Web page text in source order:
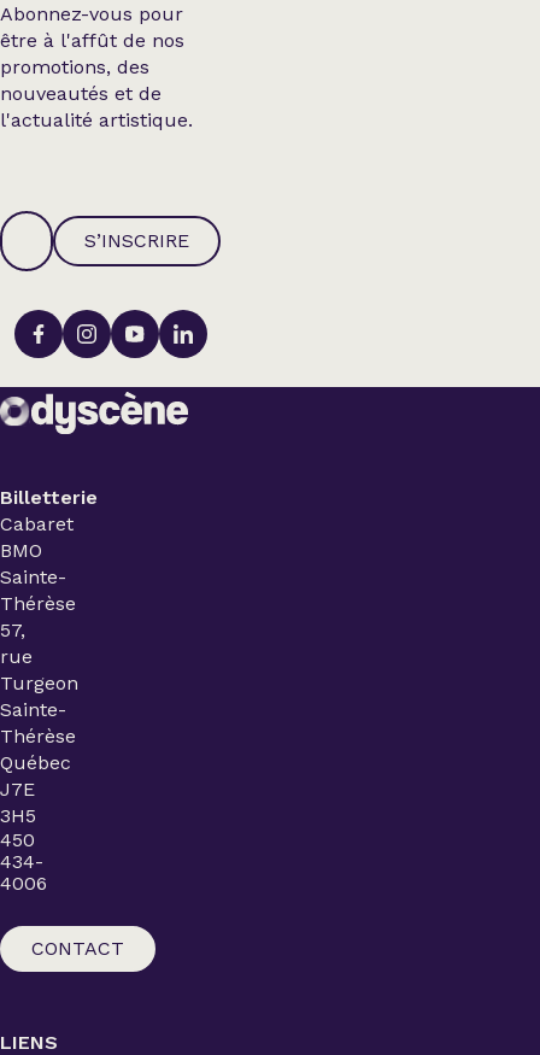
Abonnez-vous pour
être à l'affût de nos
promotions, des
nouveautés et de
l'actualité artistique.
S’INSCRIRE
Billetterie
Cabaret
BMO
Sainte-
Thérèse
57,
rue
Turgeon
Sainte-
Thérèse
Québec
J7E
3H5
450
434-
4006
CONTACT
LIENS